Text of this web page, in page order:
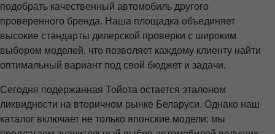
подобрать качественный автомобиль другого
проверенного бренда. Наша площадка объединяет
высокие стандарты дилерской проверки с широким
выбором моделей, что позволяет каждому клиенту найти
оптимальный вариант под свой бюджет и задачи.
Сегодня подержанная Тойота остается эталоном
ликвидности на вторичном рынке Беларуси. Однако наш
каталог включает не только японские модели: мы